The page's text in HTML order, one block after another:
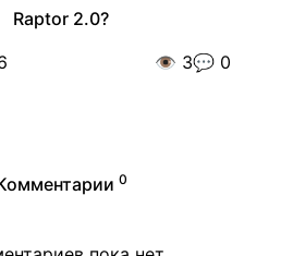
Raptor 2.0?
👁️ 3💬 0
0